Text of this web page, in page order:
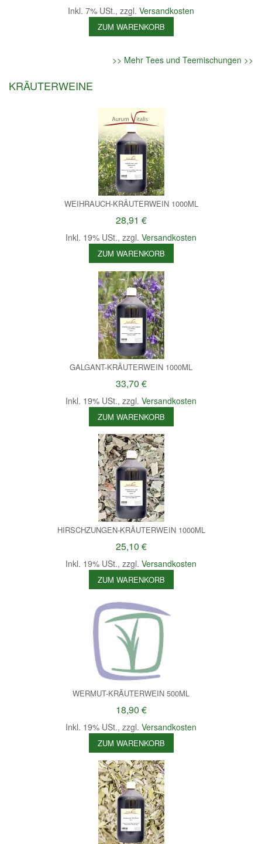
Inkl. 7% USt., zzgl. Versandkosten
ZUM WARENKORB
>> Mehr Tees und Teemischungen >>
KRÄUTERWEINE
WEIHRAUCH-KRÄUTERWEIN 1000ML
28,91 €
Inkl. 19% USt., zzgl. Versandkosten
ZUM WARENKORB
GALGANT-KRÄUTERWEIN 1000ML
33,70 €
Inkl. 19% USt., zzgl. Versandkosten
ZUM WARENKORB
HIRSCHZUNGEN-KRÄUTERWEIN 1000ML
25,10 €
Inkl. 19% USt., zzgl. Versandkosten
ZUM WARENKORB
WERMUT-KRÄUTERWEIN 500ML
18,90 €
Inkl. 19% USt., zzgl. Versandkosten
ZUM WARENKORB